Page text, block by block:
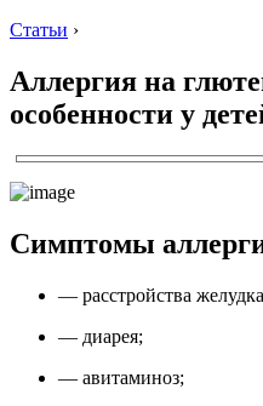
Статьи ›
Аллергия на
особенности у
Симптомы
— расстройства
— диарея;
— авитаминоз;